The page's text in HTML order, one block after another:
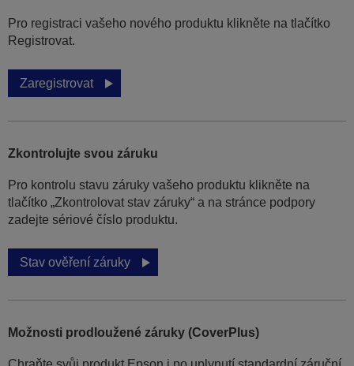
Pro registraci vašeho nového produktu klikněte na tlačítko
Registrovat.
Zaregistrovat
Zkontrolujte svou záruku
Pro kontrolu stavu záruky vašeho produktu klikněte na
tlačítko „Zkontrolovat stav záruky“ a na stránce podpory
zadejte sériové číslo produktu.
Stav ověření záruky
Možnosti prodloužené záruky (CoverPlus)